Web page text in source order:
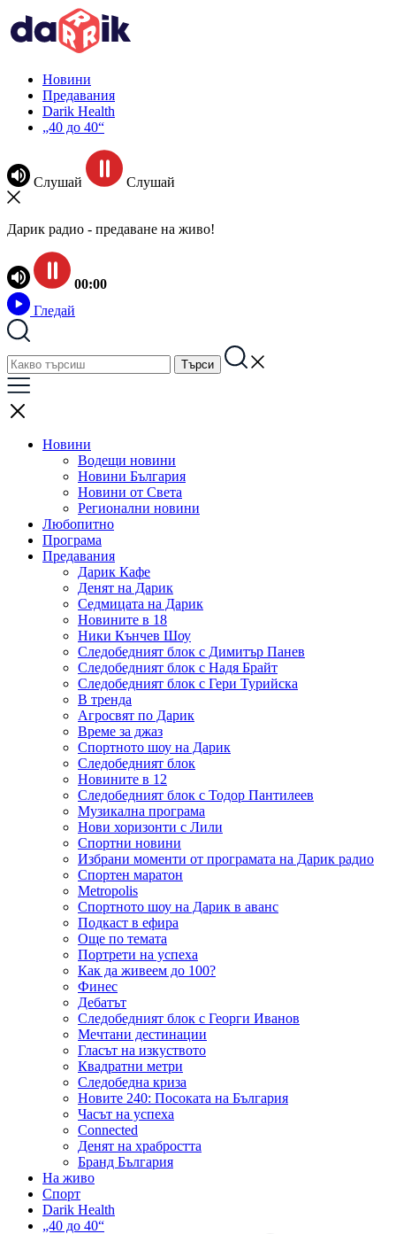
Новини
Предавания
Darik Health
„40 до 40“
Слушай Слушай
Дарик радио - предаване на живо!
00:00
Гледай
Новини
Водещи новини
Новини България
Новини от Света
Регионални новини
Любопитно
Програма
Предавания
Дарик Кафе
Денят на Дарик
Седмицата на Дарик
Новините в 18
Ники Кънчев Шоу
Следобедният блок с Димитър Панев
Следобедният блок с Надя Брайт
Следобедният блок с Гери Турийска
В тренда
Агросвят по Дарик
Време за джаз
Спортното шоу на Дарик
Следобедният блок
Новините в 12
Следобедният блок с Тодор Пантилеев
Музикална програма
Нови хоризонти с Лили
Спортни новини
Избрани моменти от програмата на Дарик радио
Спортен маратон
Metropolis
Спортното шоу на Дарик в аванс
Подкаст в ефира
Още по темата
Портрети на успеха
Как да живеем до 100?
Финес
Дебатът
Следобедният блок с Георги Иванов
Мечтани дестинации
Гласът на изкуството
Квадратни метри
Следобедна криза
Новите 240: Посоката на България
Часът на успеха
Connected
Денят на храбростта
Бранд България
На живо
Спорт
Darik Health
„40 до 40“